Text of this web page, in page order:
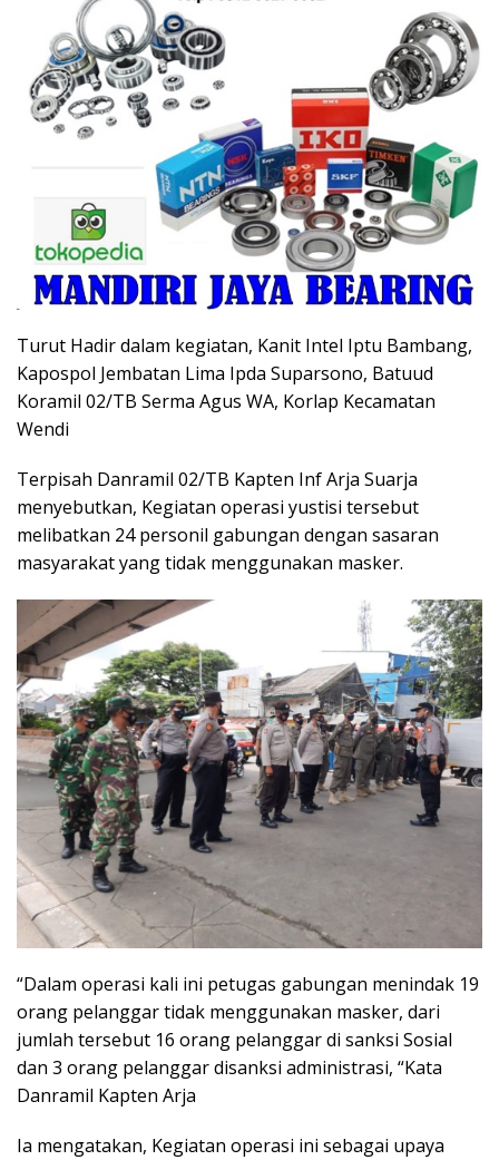
Turut Hadir dalam kegiatan, Kanit Intel Iptu Bambang,
Kapospol Jembatan Lima Ipda Suparsono, Batuud
Koramil 02/TB Serma Agus WA, Korlap Kecamatan
Wendi
Terpisah Danramil 02/TB Kapten Inf Arja Suarja
menyebutkan, Kegiatan operasi yustisi tersebut
melibatkan 24 personil gabungan dengan sasaran
masyarakat yang tidak menggunakan masker.
“Dalam operasi kali ini petugas gabungan menindak 19
orang pelanggar tidak menggunakan masker, dari
jumlah tersebut 16 orang pelanggar di sanksi Sosial
dan 3 orang pelanggar disanksi administrasi, “Kata
Danramil Kapten Arja
Ia mengatakan, Kegiatan operasi ini sebagai upaya